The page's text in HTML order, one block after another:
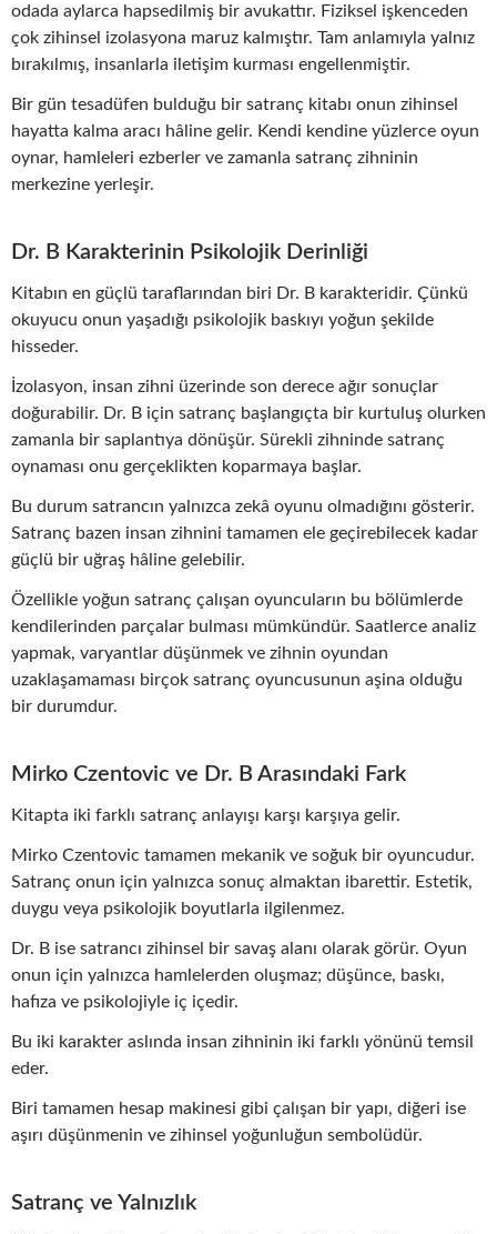
odada aylarca hapsedilmiş bir avukattır. Fiziksel işkenceden
çok zihinsel izolasyona maruz kalmıştır. Tam anlamıyla yalnız
bırakılmış, insanlarla iletişim kurması engellenmiştir.
Bir gün tesadüfen bulduğu bir satranç kitabı onun zihinsel
hayatta kalma aracı hâline gelir. Kendi kendine yüzlerce oyun
oynar, hamleleri ezberler ve zamanla satranç zihninin
merkezine yerleşir.
Dr. B Karakterinin Psikolojik Derinliği
Kitabın en güçlü taraflarından biri Dr. B karakteridir. Çünkü
okuyucu onun yaşadığı psikolojik baskıyı yoğun şekilde
hisseder.
İzolasyon, insan zihni üzerinde son derece ağır sonuçlar
doğurabilir. Dr. B için satranç başlangıçta bir kurtuluş olurken
zamanla bir saplantıya dönüşür. Sürekli zihninde satranç
oynaması onu gerçeklikten koparmaya başlar.
Bu durum satrancın yalnızca zekâ oyunu olmadığını gösterir.
Satranç bazen insan zihnini tamamen ele geçirebilecek kadar
güçlü bir uğraş hâline gelebilir.
Özellikle yoğun satranç çalışan oyuncuların bu bölümlerde
kendilerinden parçalar bulması mümkündür. Saatlerce analiz
yapmak, varyantlar düşünmek ve zihnin oyundan
uzaklaşamaması birçok satranç oyuncusunun aşina olduğu
bir durumdur.
Mirko Czentovic ve Dr. B Arasındaki Fark
Kitapta iki farklı satranç anlayışı karşı karşıya gelir.
Mirko Czentovic tamamen mekanik ve soğuk bir oyuncudur.
Satranç onun için yalnızca sonuç almaktan ibarettir. Estetik,
duygu veya psikolojik boyutlarla ilgilenmez.
Dr. B ise satrancı zihinsel bir savaş alanı olarak görür. Oyun
onun için yalnızca hamlelerden oluşmaz; düşünce, baskı,
hafıza ve psikolojiyle iç içedir.
Bu iki karakter aslında insan zihninin iki farklı yönünü temsil
eder.
Biri tamamen hesap makinesi gibi çalışan bir yapı, diğeri ise
aşırı düşünmenin ve zihinsel yoğunluğun sembolüdür.
Satranç ve Yalnızlık